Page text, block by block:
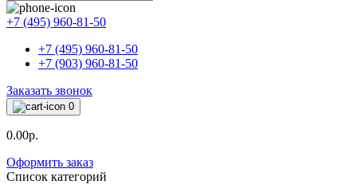
+7 (495) 960-81-50
+7 (495) 960-81-50
+7 (903) 960-81-50
Заказать звонок
0
0.00р.
Оформить заказ
Список категорий